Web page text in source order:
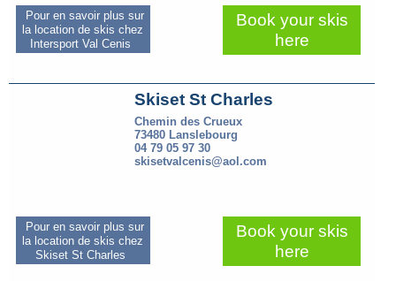
Pour en savoir plus sur
la location de skis chez
Intersport Val Cenis
Book your skis
here
Skiset St Charles
Chemin des Crueux
73480 Lanslebourg
04 79 05 97 30
skisetvalcenis@aol.com
Pour en savoir plus sur
la location de skis chez
Skiset St Charles
Book your skis
here